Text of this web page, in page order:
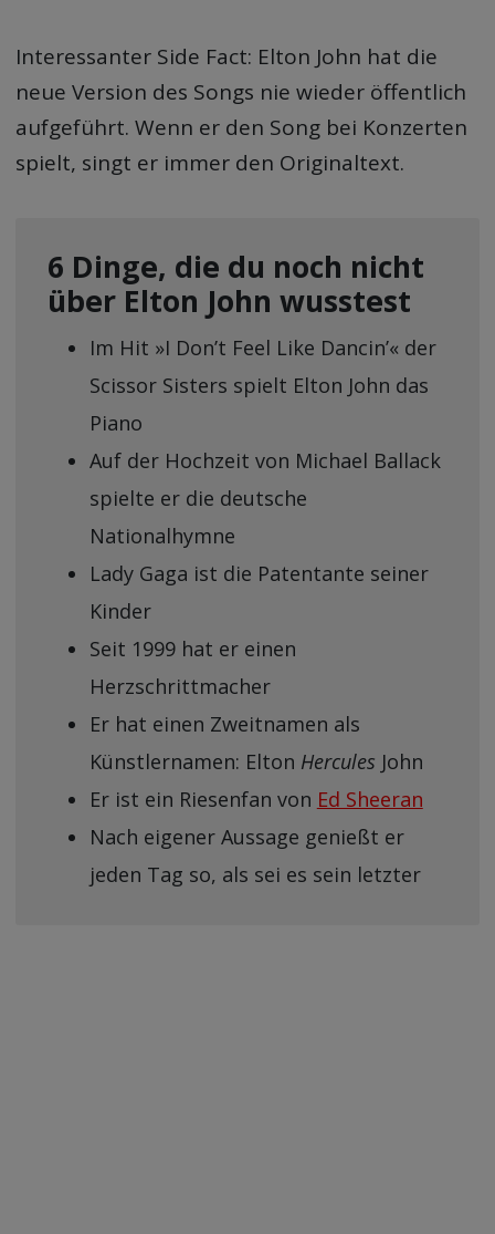
Interessanter Side Fact: Elton John hat die
neue Version des Songs nie wieder öffentlich
aufgeführt. Wenn er den Song bei Konzerten
spielt, singt er immer den Originaltext.
6 Dinge, die du noch nicht
über Elton John wusstest
Im Hit »I Don’t Feel Like Dancin’« der
Scissor Sisters spielt Elton John das
Piano
Auf der Hochzeit von Michael Ballack
spielte er die deutsche
Nationalhymne
Lady Gaga ist die Patentante seiner
Kinder
Seit 1999 hat er einen
Herzschrittmacher
Er hat einen Zweitnamen als
Künstlernamen: Elton Hercules John
Er ist ein Riesenfan von Ed Sheeran
Nach eigener Aussage genießt er
jeden Tag so, als sei es sein letzter